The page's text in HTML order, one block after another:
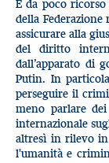
È da poco ricorso
della
assicurare alla
del diritto
dall’apparato di
Putin. In
perseguire il
meno parlare
internazionale
altresì in rilevo in
l'umanità e